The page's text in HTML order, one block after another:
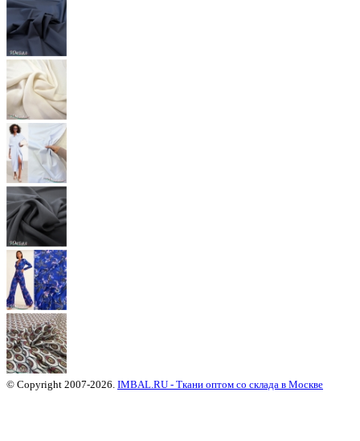
© Copyright 2007-2026. IMBAL.RU - Ткани оптом со склада в Москве